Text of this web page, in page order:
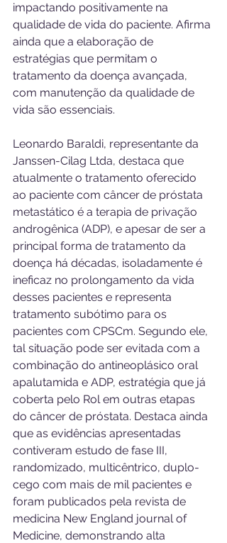
impactando positivamente na
qualidade de vida do paciente. Afirma
ainda que a elaboração de
estratégias que permitam o
tratamento da doença avançada,
com manutenção da qualidade de
vida são essenciais.
Leonardo Baraldi, representante da
Janssen-Cilag Ltda, destaca que
atualmente o tratamento oferecido
ao paciente com câncer de próstata
metastático é a terapia de privação
androgênica (ADP), e apesar de ser a
principal forma de tratamento da
doença há décadas, isoladamente é
ineficaz no prolongamento da vida
desses pacientes e representa
tratamento subótimo para os
pacientes com CPSCm. Segundo ele,
tal situação pode ser evitada com a
combinação do antineoplásico oral
apalutamida e ADP, estratégia que já
coberta pelo Rol em outras etapas
do câncer de próstata. Destaca ainda
que as evidências apresentadas
contiveram estudo de fase III,
randomizado, multicêntrico, duplo-
cego com mais de mil pacientes e
foram publicados pela revista de
medicina New England journal of
Medicine, demonstrando alta